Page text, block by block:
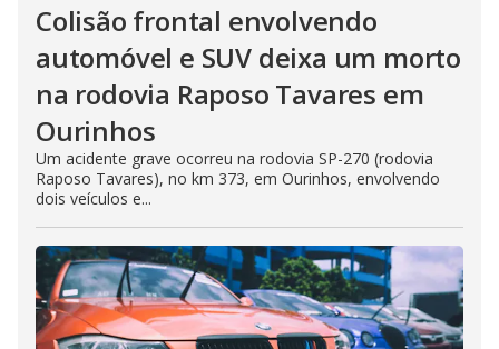
Colisão frontal envolvendo
automóvel e SUV deixa um morto
na rodovia Raposo Tavares em
Ourinhos
Um acidente grave ocorreu na rodovia SP-270 (rodovia
Raposo Tavares), no km 373, em Ourinhos, envolvendo
dois veículos e...